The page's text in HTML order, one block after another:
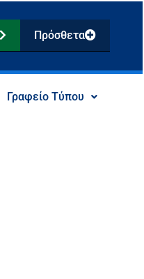
Πρόσθετα
Γραφείο Τύπου